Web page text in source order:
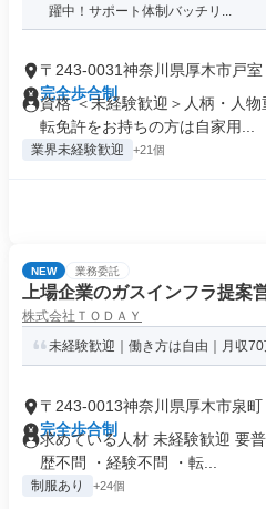
躍中！サポート体制バッチリ...
〒243-0031神奈川県厚木市戸室
完全歩合制
資格 ＜未経験歓迎＞人柄・人
転免許をお持ちの方は自家用...
業界未経験歓迎 +21個
NEW 業務委託
上場企業のガスインフラ提案
株式会社ＴＯＤＡＹ
未経験歓迎｜働き方は自由｜月収
〒243-0013神奈川県厚木市泉町
完全歩合制
求めている人材 未経験歓迎 要
歴不問 ・経験不問 ・転...
制服あり +24個